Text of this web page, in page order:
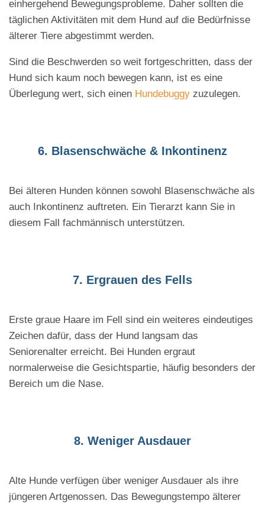
einhergehend Bewegungsprobleme. Daher sollten die
täglichen Aktivitäten mit dem Hund auf die Bedürfnisse
älterer Tiere abgestimmt werden.
Sind die Beschwerden so weit fortgeschritten, dass der
Hund sich kaum noch bewegen kann, ist es eine
Überlegung wert, sich einen Hundebuggy zuzulegen.
6. Blasenschwäche & Inkontinenz
Bei älteren Hunden können sowohl Blasenschwäche als
auch Inkontinenz auftreten. Ein Tierarzt kann Sie in
diesem Fall fachmännisch unterstützen.
7. Ergrauen des Fells
Erste graue Haare im Fell sind ein weiteres eindeutiges
Zeichen dafür, dass der Hund langsam das
Seniorenalter erreicht. Bei Hunden ergraut
normalerweise die Gesichtspartie, häufig besonders der
Bereich um die Nase.
8. Weniger Ausdauer
Alte Hunde verfügen über weniger Ausdauer als ihre
jüngeren Artgenossen. Das Bewegungstempo älterer